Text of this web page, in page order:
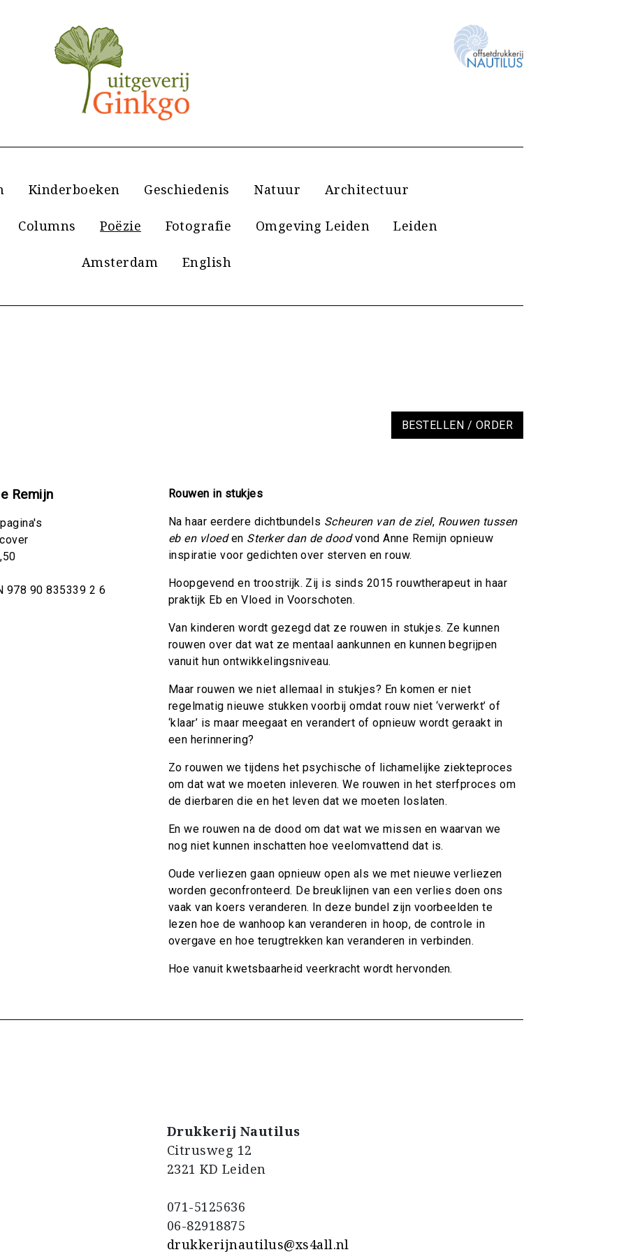
Kinderboeken Geschiedenis Natuur Architectuur
Columns Poëzie Fotografie Omgeving Leiden Leiden
Amsterdam English
BESTELLEN / ORDER
Remijn
978 90 835339 2 6
Rouwen in stukjes
Na haar eerdere dichtbundels Scheuren van de ziel, Rouwen tussen
eb en vloeden Sterker dan de doodvond Anne Remijn opnieuw
inspiratie voor gedichten over sterven en rouw.
Hoopgevend en troostrijk. Zij is sinds 2015 rouwtherapeut in haar
praktijk Eb en Vloed in Voorschoten.
Van kinderen wordt gezegd dat ze rouwen in stukjes. Ze kunnen
rouwen over dat wat ze mentaal aankunnen en kunnen begrijpen
vanuit hun ontwikkelingsniveau.
Maar rouwen we niet allemaal in stukjes? En komen er niet
regelmatig nieuwe stukken voorbij omdat rouw niet ‘verwerkt’ of
‘klaar’ is maar meegaat en verandert of opnieuw wordt geraakt in
een herinnering?
Zo rouwen we tijdens het psychische of lichamelijke ziekteproces
om dat wat we moeten inleveren. We rouwen in het sterfproces om
de dierbaren die en het leven dat we moeten loslaten.
En we rouwen na de dood om dat wat we missen en waarvan we
nog niet kunnen inschatten hoe veelomvattend dat is.
Oude verliezen gaan opnieuw open als we met nieuwe verliezen
worden geconfronteerd. De breuklijnen van een verlies doen ons
vaak van koers veranderen. In deze bundel zijn voorbeelden te
lezen hoe de wanhoop kan veranderen in hoop, de controle in
overgave en hoe terugtrekken kan veranderen in verbinden.
Hoe vanuit kwetsbaarheid veerkracht wordt hervonden.
Drukkerij Nautilus
Citrusweg 12
2321 KD Leiden
071-5125636
06-82918875
drukkerijnautilus@xs4all.nl